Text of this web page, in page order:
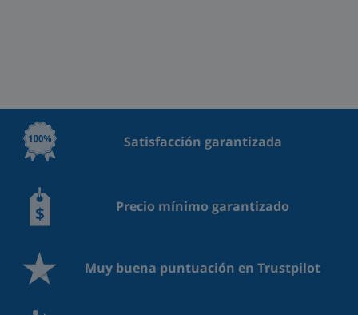
Satisfacción garantizada
Precio mínimo garantizado
Muy buena puntuación en Trustpilot